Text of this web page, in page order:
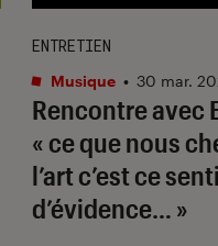
Rencontre avec
« ce que nous
l’art c’est ce
d’évidence… »
ENTRETIEN
Musique • 30 mar.